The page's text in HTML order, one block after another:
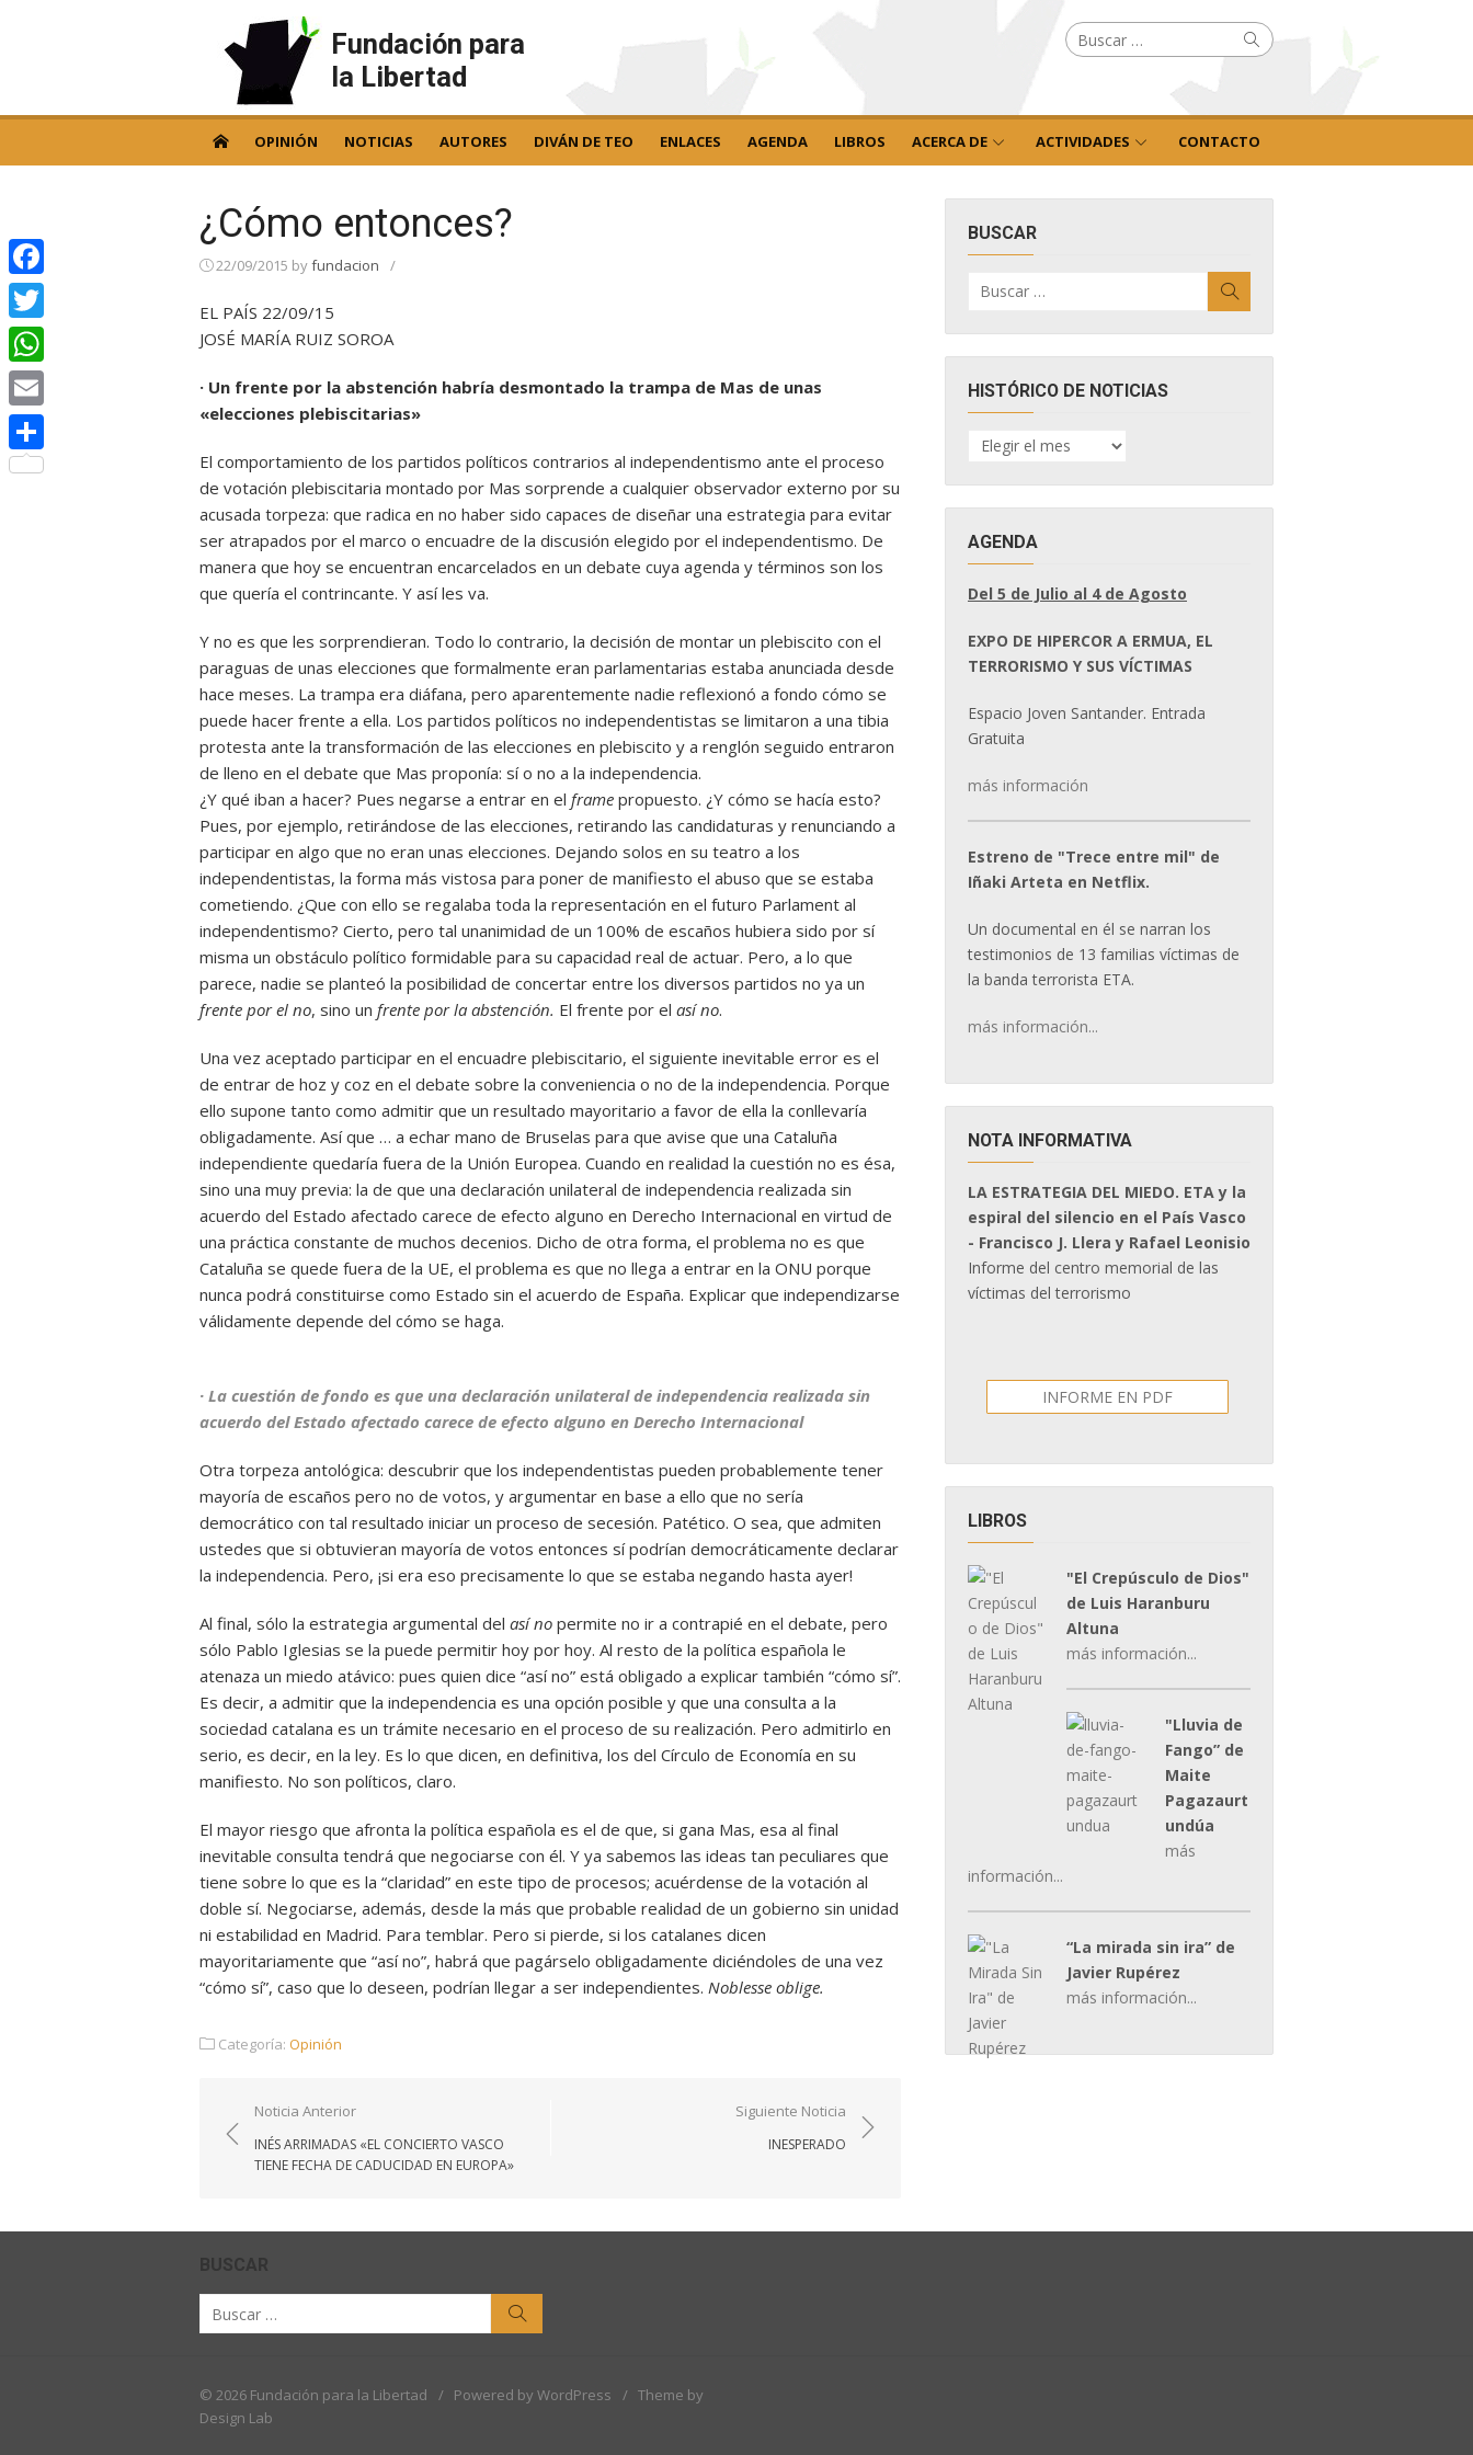
Fundación para
la Libertad
Buscar
por: Buscar
OPINIÓN NOTICIAS AUTORES DIVÁN DE TEO ENLACES AGENDA LIBROS ACERCA DE ACTIVIDADES CONTACTO
¿Cómo entonces?
22/09/2015 byfundacion /
EL PAÍS 22/09/15
JOSÉ MARÍA RUIZ SOROA
· Un frente por la abstención habría desmontado la trampa de Mas de unas
«elecciones plebiscitarias»
El comportamiento de los partidos políticos contrarios al independentismo ante el proceso
de votación plebiscitaria montado por Mas sorprende a cualquier observador externo por su
acusada torpeza: que radica en no haber sido capaces de diseñar una estrategia para evitar
ser atrapados por el marco o encuadre de la discusión elegido por el independentismo. De
manera que hoy se encuentran encarcelados en un debate cuya agenda y términos son los
que quería el contrincante. Y así les va.
Y no es que les sorprendieran. Todo lo contrario, la decisión de montar un plebiscito con el
paraguas de unas elecciones que formalmente eran parlamentarias estaba anunciada desde
hace meses. La trampa era diáfana, pero aparentemente nadie reflexionó a fondo cómo se
puede hacer frente a ella. Los partidos políticos no independentistas se limitaron a una tibia
protesta ante la transformación de las elecciones en plebiscito y a renglón seguido entraron
de lleno en el debate que Mas proponía: sí o no a la independencia.
¿Y qué iban a hacer? Pues negarse a entrar en el frame propuesto. ¿Y cómo se hacía esto?
Pues, por ejemplo, retirándose de las elecciones, retirando las candidaturas y renunciando a
participar en algo que no eran unas elecciones. Dejando solos en su teatro a los
independentistas, la forma más vistosa para poner de manifiesto el abuso que se estaba
cometiendo. ¿Que con ello se regalaba toda la representación en el futuro Parlament al
independentismo? Cierto, pero tal unanimidad de un 100% de escaños hubiera sido por sí
misma un obstáculo político formidable para su capacidad real de actuar. Pero, a lo que
parece, nadie se planteó la posibilidad de concertar entre los diversos partidos no ya un
frente por el no, sino un frente por la abstención. El frente por el así no.
Una vez aceptado participar en el encuadre plebiscitario, el siguiente inevitable error es el
de entrar de hoz y coz en el debate sobre la conveniencia o no de la independencia. Porque
ello supone tanto como admitir que un resultado mayoritario a favor de ella la conllevaría
obligadamente. Así que … a echar mano de Bruselas para que avise que una Cataluña
independiente quedaría fuera de la Unión Europea. Cuando en realidad la cuestión no es ésa,
sino una muy previa: la de que una declaración unilateral de independencia realizada sin
acuerdo del Estado afectado carece de efecto alguno en Derecho Internacional en virtud de
una práctica constante de muchos decenios. Dicho de otra forma, el problema no es que
Cataluña se quede fuera de la UE, el problema es que no llega a entrar en la ONU porque
nunca podrá constituirse como Estado sin el acuerdo de España. Explicar que independizarse
válidamente depende del cómo se haga.
· La cuestión de fondo es que una declaración unilateral de independencia realizada sin
acuerdo del Estado afectado carece de efecto alguno en Derecho Internacional
Otra torpeza antológica: descubrir que los independentistas pueden probablemente tener
mayoría de escaños pero no de votos, y argumentar en base a ello que no sería
democrático con tal resultado iniciar un proceso de secesión. Patético. O sea, que admiten
ustedes que si obtuvieran mayoría de votos entonces sí podrían democráticamente declarar
la independencia. Pero, ¡si era eso precisamente lo que se estaba negando hasta ayer!
Al final, sólo la estrategia argumental del así no permite no ir a contrapié en el debate, pero
sólo Pablo Iglesias se la puede permitir hoy por hoy. Al resto de la política española le
atenaza un miedo atávico: pues quien dice “así no” está obligado a explicar también “cómo sí”.
Es decir, a admitir que la independencia es una opción posible y que una consulta a la
sociedad catalana es un trámite necesario en el proceso de su realización. Pero admitirlo en
serio, es decir, en la ley. Es lo que dicen, en definitiva, los del Círculo de Economía en su
manifiesto. No son políticos, claro.
El mayor riesgo que afronta la política española es el de que, si gana Mas, esa al final
inevitable consulta tendrá que negociarse con él. Y ya sabemos las ideas tan peculiares que
tiene sobre lo que es la “claridad” en este tipo de procesos; acuérdense de la votación al
doble sí. Negociarse, además, desde la más que probable realidad de un gobierno sin unidad
ni estabilidad en Madrid. Para temblar. Pero si pierde, si los catalanes dicen
mayoritariamente que “así no”, habrá que pagárselo obligadamente diciéndoles de una vez
“cómo sí”, caso que lo deseen, podrían llegar a ser independientes. Noblesse oblige.
Categoría: Opinión
Navegación
de
entradas
Noticia Anterior
INÉS ARRIMADAS «EL CONCIERTO VASCO
TIENE FECHA DE CADUCIDAD EN EUROPA»
Siguiente Noticia
INESPERADO
BUSCAR
por:
HISTÓRICO DE NOTICIAS
HISTÓRICO
DE
AGENDA
Del 5 de Julio al 4 de Agosto
EXPO DE HIPERCOR A ERMUA, EL
TERRORISMO Y SUS VÍCTIMAS
Espacio Joven Santander. Entrada
Gratuita
más información
Estreno de "Trece entre mil" de
Iñaki Arteta en Netflix.
Un documental en él se narran los
testimonios de 13 familias víctimas de
la banda terrorista ETA.
más información...
NOTA INFORMATIVA
LA ESTRATEGIA DEL MIEDO. ETA y la
espiral del silencio en el País Vasco
- Francisco J. Llera y Rafael Leonisio
Informe del centro memorial de las
víctimas del terrorismo
INFORME EN PDF
LIBROS
"El Crepúsculo de Dios"
de Luis Haranburu
Altuna
más información...
"Lluvia de
Fango” de
Maite
Pagazaurt
undúa
más
información...
“La mirada sin ira” de
Javier Rupérez
más información...
BUSCAR
Buscar
por:
© 2026 Fundación para la Libertad / Powered by WordPress / Theme by
Design Lab
Facebook
Twitter
WhatsApp
Email
Compartir